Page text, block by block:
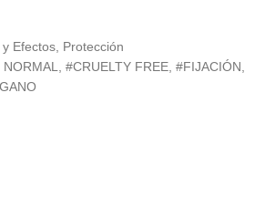
Efectos, Protección
NORMAL, #CRUELTY FREE, #FIJACIÓN,